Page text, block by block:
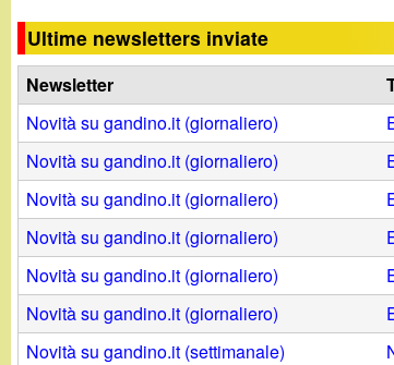
d
i
n
o
.
i
t
Ultime newsletters inviate
Newsletter
Novità su gandino.it (giornaliero)
Novità su gandino.it (giornaliero)
Novità su gandino.it (giornaliero)
Novità su gandino.it (giornaliero)
Novità su gandino.it (giornaliero)
Novità su gandino.it (giornaliero)
Novità su gandino.it (settimanale)